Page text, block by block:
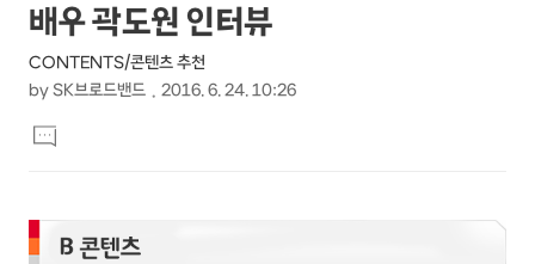
세
컨
텐
츠
제
목
배우 곽도원 인터뷰
CONTENTS/콘텐츠 추천
by SK브로드밴드 2016. 6. 24. 10:26
문
댓
글